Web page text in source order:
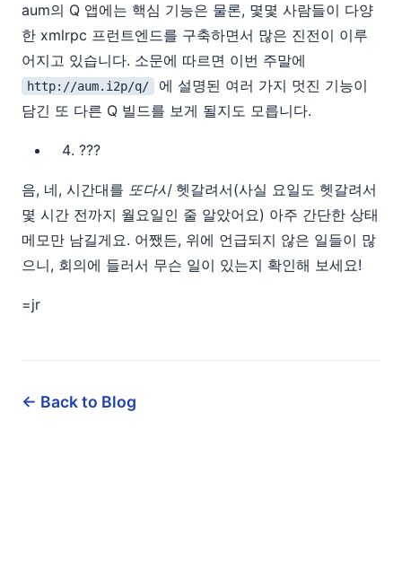
aum의 Q 앱에는 핵심 기능은 물론, 몇몇 사람들이 다양
한 xmlrpc 프런트엔드를 구축하면서 많은 진전이 이루
어지고 있습니다. 소문에 따르면 이번 주말에
http://aum.i2p/q/
에 설명된 여러 가지 멋진 기능이
담긴 또 다른 Q 빌드를 보게 될지도 모릅니다.
???
음, 네, 시간대를 또다시헷갈려서(사실 요일도 헷갈려서
몇 시간 전까지 월요일인 줄 알았어요) 아주 간단한 상태
메모만 남길게요. 어쨌든, 위에 언급되지 않은 일들이 많
으니, 회의에 들러서 무슨 일이 있는지 확인해 보세요!
=jr
← Back to Blog